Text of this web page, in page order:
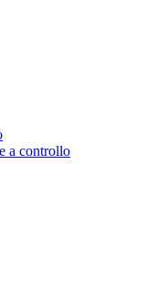
a controllo